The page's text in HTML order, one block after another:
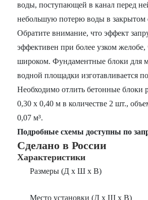
воды, поступающей в канал перед
небольшую потерю воды в закрытом
Обратите внимание, что эффект
эффективен при более узком
широком. Фундаментные блоки для
водной площадки изготавливается
Необходимо отлить бетонные блоки
0,30 х 0,40 м в количестве 2 шт.,
0,07 м³.
Подробные схемы доступны по
Сделано в России
Характеристики
Размеры (Д х Ш х В)
Место установки (Д х Ш х В)